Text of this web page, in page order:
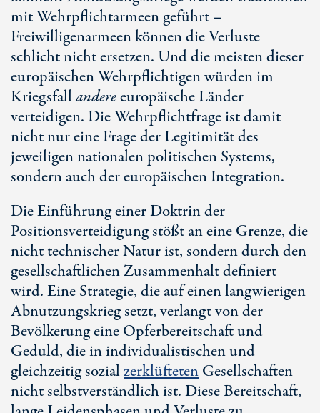
mit Wehrpflichtarmeen geführt –
Freiwilligenarmeen können die Verluste
schlicht nicht ersetzen. Und die meisten dieser
europäischen Wehrpflichtigen würden im
Kriegsfallandereeuropäische Länder
verteidigen. Die Wehrpflichtfrage ist damit
nicht nur eine Frage der Legitimität des
jeweiligen nationalen politischen Systems,
sondern auch der europäischen Integration.
Die Einführung einer Doktrin der
Positionsverteidigung stößt an eine Grenze, die
nicht technischer Natur ist, sondern durch den
gesellschaftlichen Zusammenhalt definiert
wird. Eine Strategie, die auf einen langwierigen
Abnutzungskrieg setzt, verlangt von der
Bevölkerung eine Opferbereitschaft und
Geduld, die in individualistischen und
gleichzeitig sozialzerklüftetenGesellschaften
nicht selbstverständlich ist. Diese Bereitschaft,